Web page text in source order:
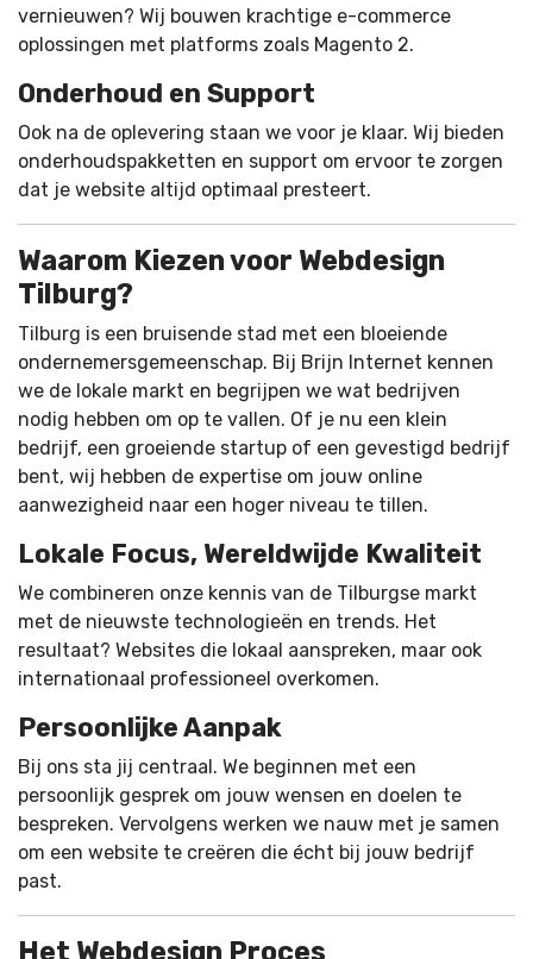
vernieuwen? Wij bouwen krachtige e-commerce
oplossingen met platforms zoals Magento 2.
Onderhoud en Support
Ook na de oplevering staan we voor je klaar. Wij bieden
onderhoudspakketten en support om ervoor te zorgen
dat je website altijd optimaal presteert.
Waarom Kiezen voor Webdesign
Tilburg?
Tilburg is een bruisende stad met een bloeiende
ondernemersgemeenschap. Bij Brijn Internet kennen
we de lokale markt en begrijpen we wat bedrijven
nodig hebben om op te vallen. Of je nu een klein
bedrijf, een groeiende startup of een gevestigd bedrijf
bent, wij hebben de expertise om jouw online
aanwezigheid naar een hoger niveau te tillen.
Lokale Focus, Wereldwijde Kwaliteit
We combineren onze kennis van de Tilburgse markt
met de nieuwste technologieën en trends. Het
resultaat? Websites die lokaal aanspreken, maar ook
internationaal professioneel overkomen.
Persoonlijke Aanpak
Bij ons sta jij centraal. We beginnen met een
persoonlijk gesprek om jouw wensen en doelen te
bespreken. Vervolgens werken we nauw met je samen
om een website te creëren die écht bij jouw bedrijf
past.
Het Webdesign Proces